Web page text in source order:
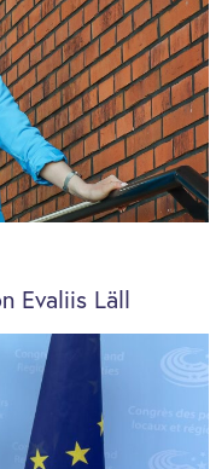
Evaliis Läll